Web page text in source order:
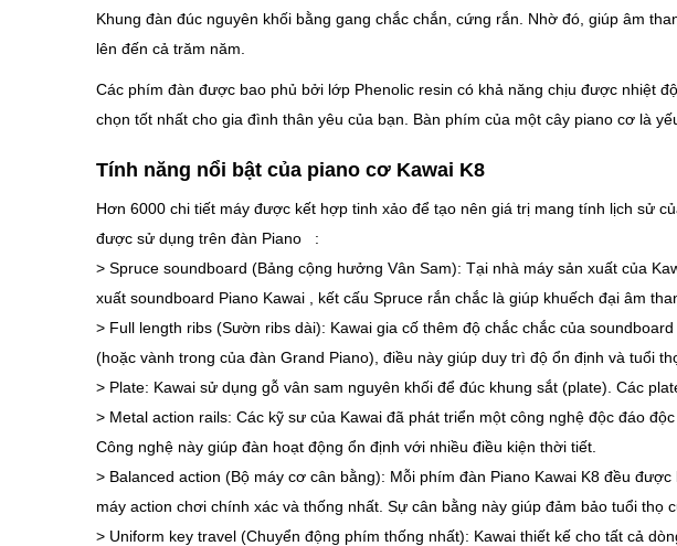
Khung đàn đúc nguyên khối bằng gang chắc chắn, cứng rắn. Nhờ đó, giúp âm
lên đến cả trăm năm.
Các phím đàn được bao phủ bởi lớp Phenolic resin có khả năng chịu được nhiệt
chọn tốt nhất cho gia đình thân yêu của bạn. Bàn phím của một cây piano cơ là
Tính năng nổi bật của piano cơ Kawai K8
Hơn 6000 chi tiết máy được kết hợp tinh xảo để tạo nên giá trị mang tính lịch sử
được sử dụng trên đàn Piano :
> Spruce soundboard (Bảng cộng hưởng Vân Sam): Tại nhà máy sản xuất của
xuất soundboard Piano Kawai , kết cấu Spruce rắn chắc là giúp khuếch đại âm
> Full length ribs (Sườn ribs dài): Kawai gia cố thêm độ chắc chắc của
(hoặc vành trong của đàn Grand Piano), điều này giúp duy trì độ ổn định và tuổi
> Plate: Kawai sử dụng gỗ vân sam nguyên khối để đúc khung sắt (plate). Các
> Metal action rails: Các kỹ sư của Kawai đã phát triển một công nghệ độc đáo
Công nghệ này giúp đàn hoạt động ổn định với nhiều điều kiện thời tiết.
> Balanced action (Bộ máy cơ cân bằng): Mỗi phím đàn Piano Kawai K8 đều
máy action chơi chính xác và thống nhất. Sự cân bằng này giúp đảm bảo tuổi thọ
> Uniform key travel (Chuyển động phím thống nhất): Kawai thiết kế cho tất cả